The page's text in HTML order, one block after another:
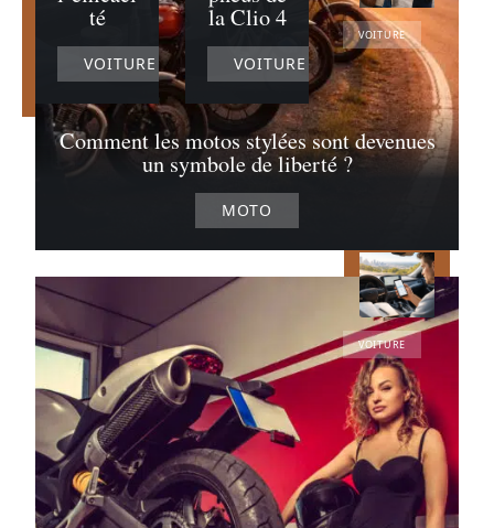
Comment les motos stylées sont devenues
un symbole de liberté ?
MOTO
té
VOITURE
la Clio 4
VOITURE
VOITURE
Fourrière à
Paris :
procédure
détaillée
pour
récupérer
son véhicule
VOITURE
Pourquoi est-
il important
de calculer le
prix d’un
trajet en
voiture ?
04/05/2026